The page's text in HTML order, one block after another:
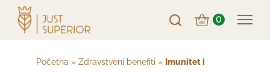
0
Početna » Zdravstveni benefiti » Imunitet i